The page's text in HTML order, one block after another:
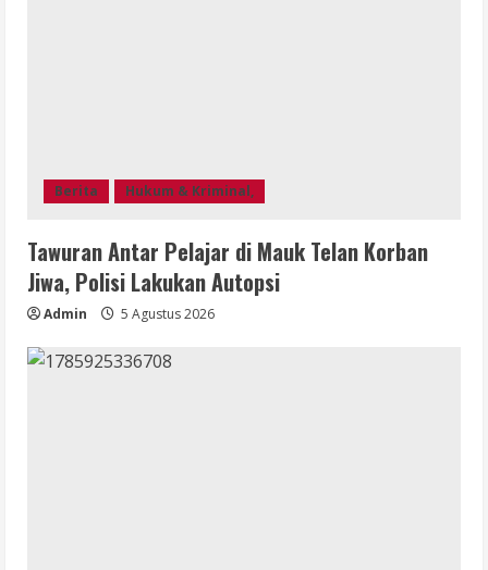
Berita Hukum & Kriminal,
Tawuran Antar Pelajar di Mauk Telan Korban
Jiwa, Polisi Lakukan Autopsi
Admin 5 Agustus 2026